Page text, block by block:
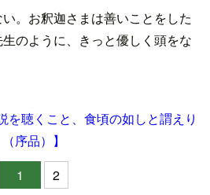
。お釈迦さまは善いことをした
のように、きっと優しく頭をな
を聴くこと、食頃の如しと謂えり
（序品）】
1
2